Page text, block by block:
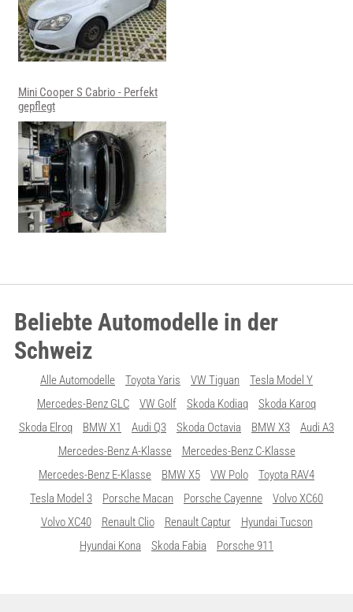
Mini Cooper S Cabrio - Perfekt
gepflegt
Beliebte Automodelle in der
Schweiz
Alle Automodelle Toyota Yaris VW Tiguan
Tesla Model Y
Mercedes-Benz GLC
VW Golf Skoda Kodiaq
Skoda Karoq
Skoda Elroq
BMW X1 Audi Q3 Skoda Octavia BMW X3
Audi A3
Mercedes-Benz A-Klasse
Mercedes-Benz C-Klasse
Mercedes-Benz E-Klasse
BMW X5 VW Polo
Toyota RAV4
Tesla Model 3
Porsche Macan Porsche Cayenne
Volvo XC60
Volvo XC40
Renault Clio Renault Captur
Hyundai Tucson
Hyundai Kona
Skoda Fabia Porsche 911